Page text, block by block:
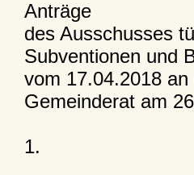
Anträge
des Ausschusses
Subventionen und
vom 17.04.2018 an
Gemeinderat am
1.